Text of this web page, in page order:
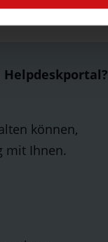
Helpdeskportal?
können,
mit Ihnen.